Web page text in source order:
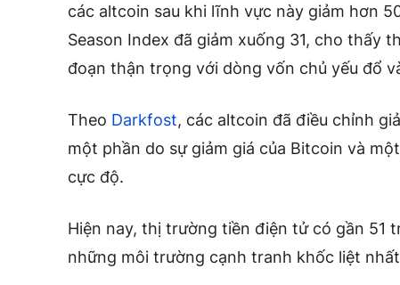
các altcoin sau khi lĩnh vực này giảm hơn
Season Index đã giảm xuống 31, cho thấy
đoạn thận trọng với dòng vốn chủ yếu đổ
Theo Darkfost, các altcoin đã điều chỉnh
một phần do sự giảm giá của Bitcoin và
cực độ.
Hiện nay, thị trường tiền điện tử có gần 51
những môi trường cạnh tranh khốc liệt